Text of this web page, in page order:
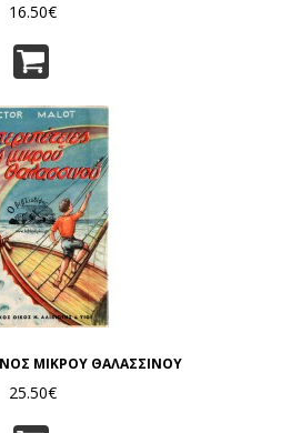
16.50€
ΜΙΚΡΟΥ ΘΑΛΑΣΣΙΝΟΥ
25.50€